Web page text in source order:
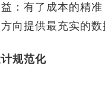
有了成本的精准
向提供最充实的数
规范化